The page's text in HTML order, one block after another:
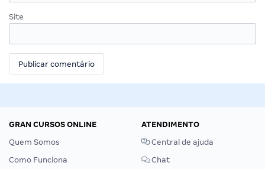
Site
GRAN CURSOS ONLINE
Quem Somos
Como Funciona
ATENDIMENTO
Central de ajuda
Chat